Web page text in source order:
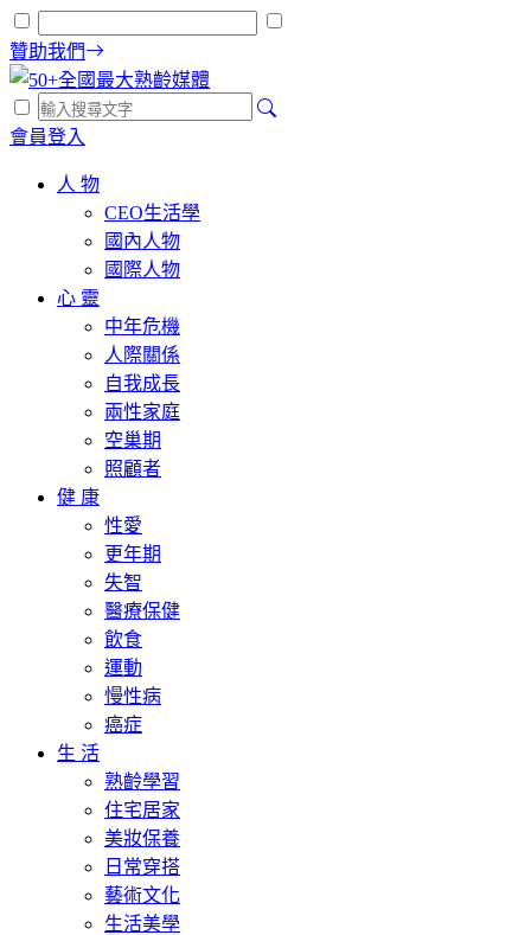
贊助我們
會員登入
人 物
CEO生活學
國內人物
國際人物
心 靈
中年危機
人際關係
自我成長
兩性家庭
空巢期
照顧者
健 康
性愛
更年期
失智
醫療保健
飲食
運動
慢性病
癌症
生 活
熟齡學習
住宅居家
美妝保養
日常穿搭
藝術文化
生活美學